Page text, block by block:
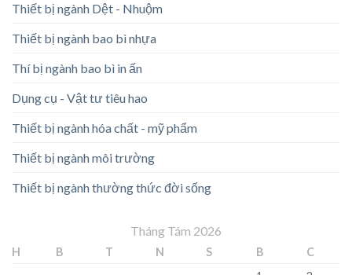
Thiết bị ngành Dệt - Nhuộm
Thiết bị ngành bao bì nhựa
Thí bị ngành bao bì in ấn
Dụng cụ - Vật tư tiêu hao
Thiết bị ngành hóa chất - mỹ phẩm
Thiết bị ngành môi trường
Thiết bị ngành thường thức đời sống
Tháng Tám 2026
H B T N S B
C